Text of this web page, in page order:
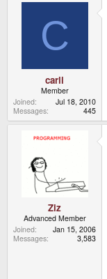
C
carli
Member
Joined
Jul 18, 2010
Messages
445
Ziz
Advanced Member
Joined
Jan 15, 2006
Messages
3,583